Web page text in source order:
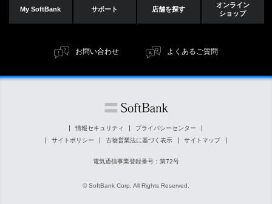
My SoftBank サポート 店舗を探す
オンライン
ショップ
お問い合わせ よくあるご質問
情報セキュリティ
プライバシーセンター
サイトポリシー
古物営業法に基づく表示 サイトマップ
電気通信事業登録番号：第72号
© SoftBank Corp. All Rights Reserved.